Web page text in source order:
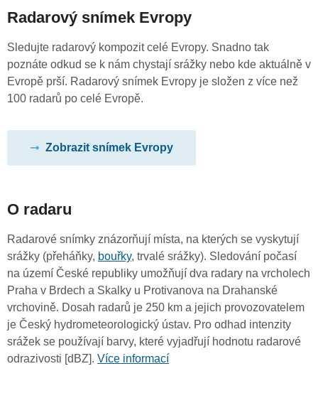
Radarový snímek Evropy
Sledujte radarový kompozit celé Evropy. Snadno tak
poznáte odkud se k nám chystají srážky nebo kde aktuálně v
Evropě prší. Radarový snímek Evropy je složen z více než
100 radarů po celé Evropě.
Zobrazit snímek Evropy
O radaru
Radarové snímky znázorňují místa, na kterých se vyskytují
srážky (přeháňky, bouřky, trvalé srážky). Sledování počasí
na území České republiky umožňují dva radary na vrcholech
Praha v Brdech a Skalky u Protivanova na Drahanské
vrchovině. Dosah radarů je 250 km a jejich provozovatelem
je Český hydrometeorologický ústav. Pro odhad intenzity
srážek se používají barvy, které vyjadřují hodnotu radarové
odrazivosti [dBZ]. Více informací